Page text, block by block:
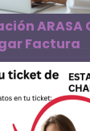
ARASA
Factura